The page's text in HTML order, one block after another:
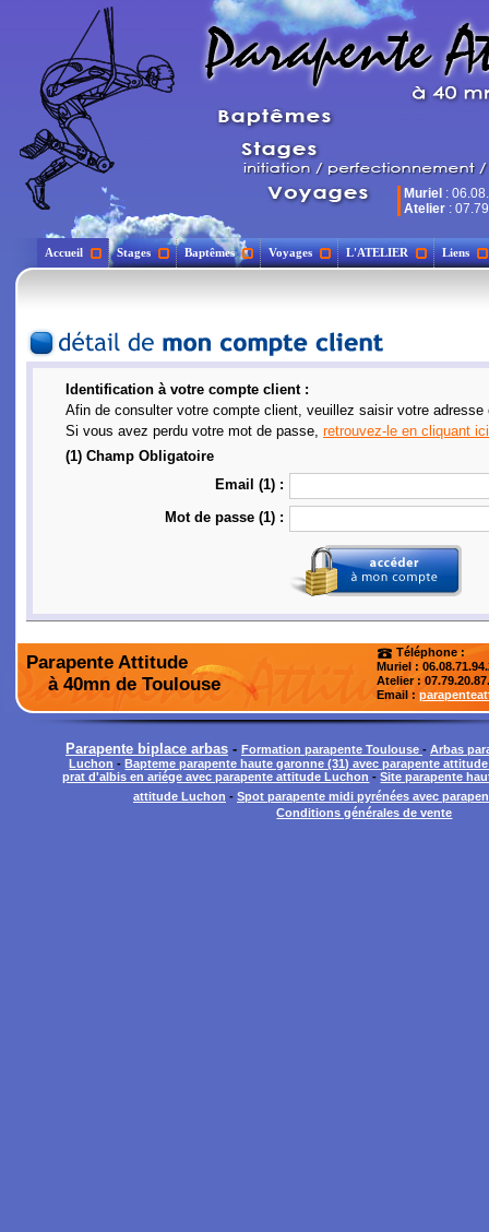
Muriel :
Atelier :
Accueil Stages Baptêmes Voyages L'ATELIER Liens
Identification à votre compte client :
Afin de consulter votre compte client, veuillez saisir votre
Si vous avez perdu votre mot de passe, retrouvez-le en cliquant ici
(1) Champ Obligatoire
Email (1) :
Mot de passe (1) :
Parapente Attitude
à 40mn de Toulouse
Téléphone :
Muriel :
Atelier:
Email :
Parapente biplace arbas - Formation parapente Toulouse - Arbas
Luchon -Bapteme parapente haute garonne (31) avec parapente
prat d'albis en ariége avec parapente attitude Luchon -Site parapente
attitude Luchon - Spot parapente midi pyrénées avec
Conditions générales de vente